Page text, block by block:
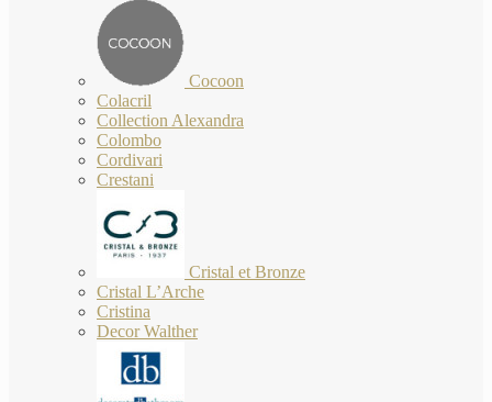
Cocoon
Colacril
Collection Alexandra
Colombo
Cordivari
Crestani
Cristal et Bronze
Cristal L’Arche
Cristina
Decor Walther